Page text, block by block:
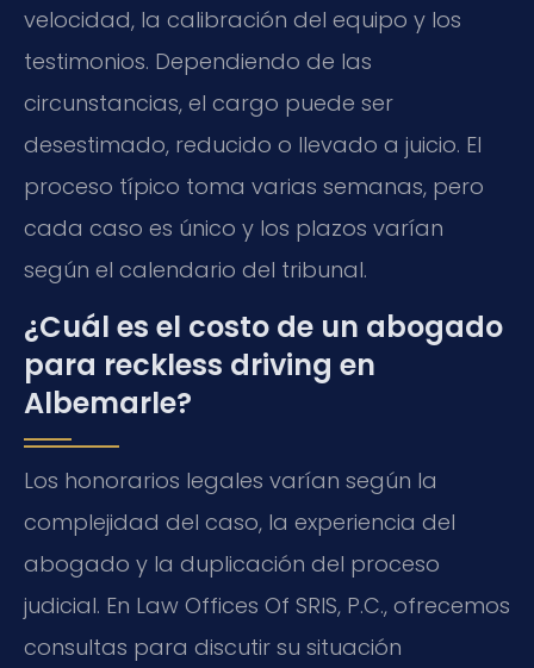
velocidad, la calibración del equipo y los
testimonios. Dependiendo de las
circunstancias, el cargo puede ser
desestimado, reducido o llevado a juicio. El
proceso típico toma varias semanas, pero
cada caso es único y los plazos varían
según el calendario del tribunal.
¿Cuál es el costo de un abogado
para reckless driving en
Albemarle?
Los honorarios legales varían según la
complejidad del caso, la experiencia del
abogado y la duplicación del proceso
judicial. En Law Offices Of SRIS, P.C., ofrecemos
consultas para discutir su situación